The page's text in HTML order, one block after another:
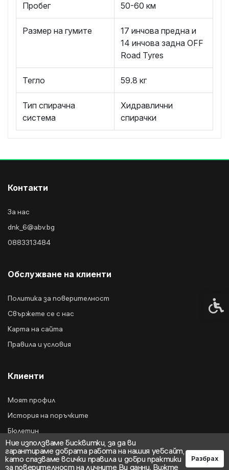
Пробег 50-60 км
Размер на гумите
17 инчова предна и
14 инчова задна OFF
Road Tyres
Тегло 59.8 кг
Тип спирачна
система
Хидравлични
спирачки
Ние използваме бисквитки, за да ви
гарантираме добрата работа на нашия уебсайт,
като спазваме всички правила и добри практики
за поверителност на личните Ви данни. Вижте
Разбрах
Контакти
За нас
dnk_6@abv.bg
0883313484
Обслужване на клиенти
Политика за поверителност
Свържете се с нас
Карта на сайта
Правила и условия
Клиенти
Моят профил
История на поръчките
Бюлетин